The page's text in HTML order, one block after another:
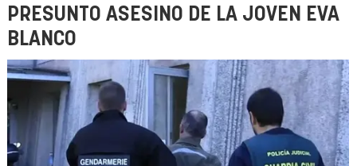
PRESUNTO ASESINO DE LA JOVEN EVA
BLANCO